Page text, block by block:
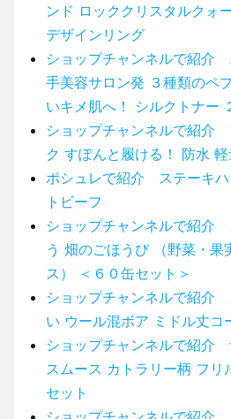
ンド ロッククリスタルクォ
デザインリング
ショップチャンネルで紹介
手美容サロン発 ３種類のペ
いキメ肌へ！ シルクトナー
ショップチャンネルで紹介
ク すぽんと履ける！ 防水
ポシュレで紹介 ステーキハ
トビーフ
ショップチャンネルで紹介
う 畑のごほうび （野菜・果
ス） ＜６０缶セット＞
ショップチャンネルで紹介
い ウール混ボア ミドル丈コ
ショップチャンネルで紹介
スムース カトラリー柄 フリ
セット